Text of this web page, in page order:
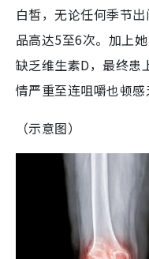
白皙，无论任何季节
品高达5至6次。加上
缺乏维生素D，最终
情严重至连咀嚼也顿感
（示意图）